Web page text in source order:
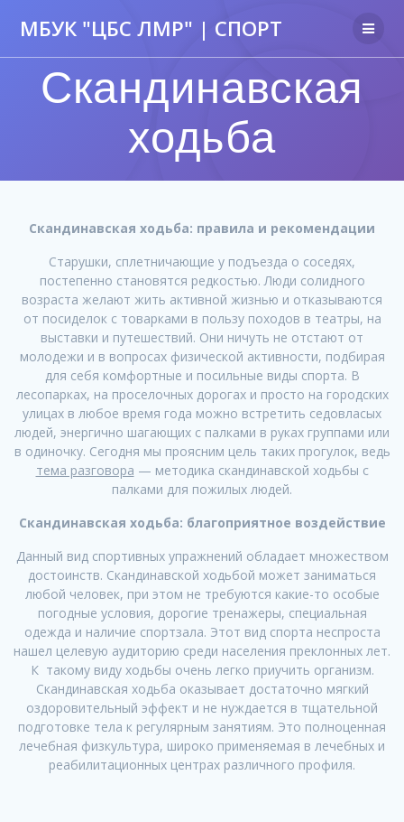
МБУК "ЦБС ЛМР" | СПОРТ
Скандинавская
ходьба
Скандинавская ходьба: правила и рекомендации
Старушки, сплетничающие у подъезда о соседях,
постепенно становятся редкостью. Люди солидного
возраста желают жить активной жизнью и отказываются
от посиделок с товарками в пользу походов в театры, на
выставки и путешествий. Они ничуть не отстают от
молодежи и в вопросах физической активности, подбирая
для себя комфортные и посильные виды спорта. В
лесопарках, на проселочных дорогах и просто на городских
улицах в любое время года можно встретить седовласых
людей, энергично шагающих с палками в руках группами или
в одиночку. Сегодня мы проясним цель таких прогулок, ведь
тема разговора — методика скандинавской ходьбы с
палками для пожилых людей.
Скандинавская ходьба: благоприятное воздействие
Данный вид спортивных упражнений обладает множеством
достоинств. Скандинавской ходьбой может заниматься
любой человек, при этом не требуются какие-то особые
погодные условия, дорогие тренажеры, специальная
одежда и наличие спортзала. Этот вид спорта неспроста
нашел целевую аудиторию среди населения преклонных лет.
К такому виду ходьбы очень легко приучить организм.
Скандинавская ходьба оказывает достаточно мягкий
оздоровительный эффект и не нуждается в тщательной
подготовке тела к регулярным занятиям. Это полноценная
лечебная физкультура, широко применяемая в лечебных и
реабилитационных центрах различного профиля.